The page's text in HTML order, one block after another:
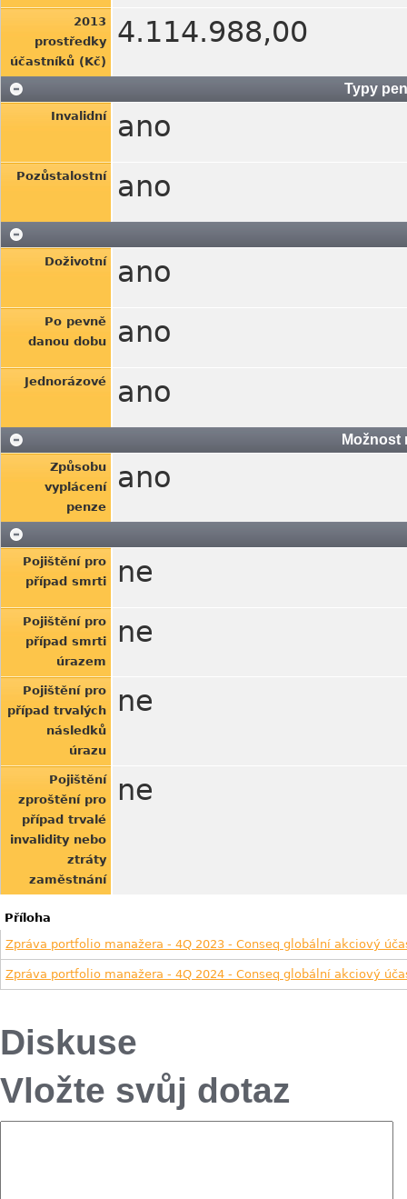
2013
prostředky
účastníků (Kč)
4.114.988,00
Typy
Invalidní ano
Pozůstalostní ano
Doživotní ano
Po pevně
danou dobu
ano
Jednorázové ano
Možnost
Způsobu
vyplácení
penze
ano
Pojištění pro
případ smrti
ne
Pojištění pro
případ smrti
úrazem
ne
Pojištění pro
případ trvalých
následků
úrazu
ne
Pojištění
zproštění pro
případ trvalé
invalidity nebo
ztráty
zaměstnání
ne
Příloha
Zpráva portfolio manažera - 4Q 2023 - Conseq globální akciový
Zpráva portfolio manažera - 4Q 2024 - Conseq globální akciový
Diskuse
Vložte svůj dotaz